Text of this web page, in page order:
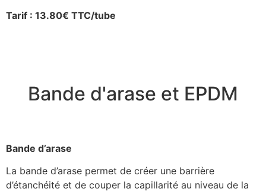
Tarif : 13.80€ TTC/tube
Bande d'arase et EPDM
Bande d’arase
La bande d’arase permet de créer une barrière
d’étanchéité et de couper la capillarité au niveau de la